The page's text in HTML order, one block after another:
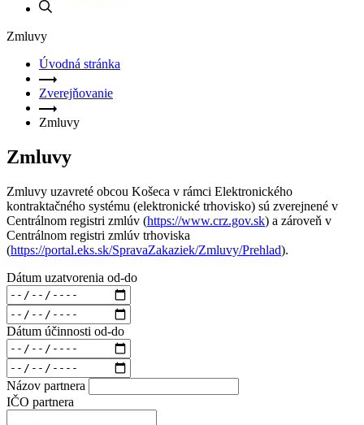
Zmluvy
Úvodná stránka
Zverejňovanie
Zmluvy
Zmluvy
Zmluvy uzavreté obcou Košeca v rámci Elektronického
kontraktačného systému (elektronické trhovisko) sú zverejnené v
Centrálnom registri zmlúv (https://www.crz.gov.sk) a zároveň v
Centrálnom registri zmlúv trhoviska
(https://portal.eks.sk/SpravaZakaziek/Zmluvy/Prehlad).
Dátum uzatvorenia od-do
Dátum účinnosti od-do
Názov partnera
IČO partnera